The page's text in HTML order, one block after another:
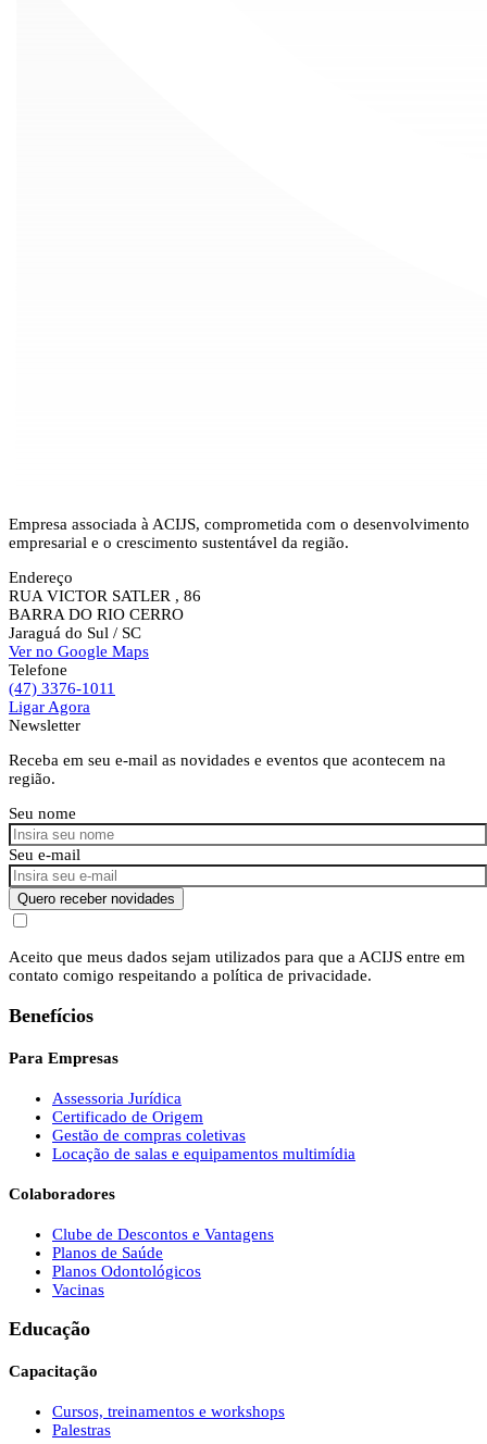
Empresa associada à ACIJS, comprometida com o desenvolvimento
empresarial e o crescimento sustentável da região.
Endereço
RUA VICTOR SATLER , 86
BARRA DO RIO CERRO
Jaraguá do Sul / SC
Ver no Google Maps
Telefone
(47) 3376-1011
Ligar Agora
Newsletter
Receba em seu e-mail as novidades e eventos que acontecem na
região.
Seu nome
Seu e-mail
Quero receber novidades
Aceito que meus dados sejam utilizados para que a ACIJS entre em
contato comigo respeitando a política de privacidade.
Benefícios
Para Empresas
Assessoria Jurídica
Certificado de Origem
Gestão de compras coletivas
Locação de salas e equipamentos multimídia
Colaboradores
Clube de Descontos e Vantagens
Planos de Saúde
Planos Odontológicos
Vacinas
Educação
Capacitação
Cursos, treinamentos e workshops
Palestras